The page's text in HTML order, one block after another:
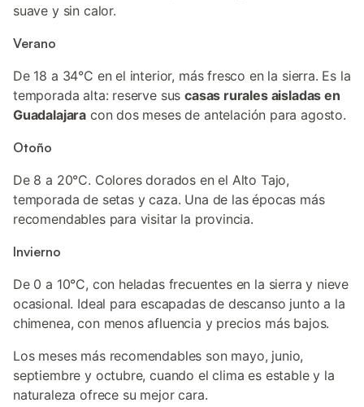
suave y sin calor.
Verano
De 18 a 34°C en el interior, más fresco en la sierra. Es la
temporada alta: reserve suscasas rurales aisladas en
Guadalajara con dos meses de antelación para agosto.
Otoño
De 8 a 20°C. Colores dorados en el Alto Tajo,
temporada de setas y caza. Una de las épocas más
recomendables para visitar la provincia.
Invierno
De 0 a 10°C, con heladas frecuentes en la sierra y nieve
ocasional. Ideal para escapadas de descanso junto a la
chimenea, con menos afluencia y precios más bajos.
Los meses más recomendables son mayo, junio,
septiembre y octubre, cuando el clima es estable y la
naturaleza ofrece su mejor cara.